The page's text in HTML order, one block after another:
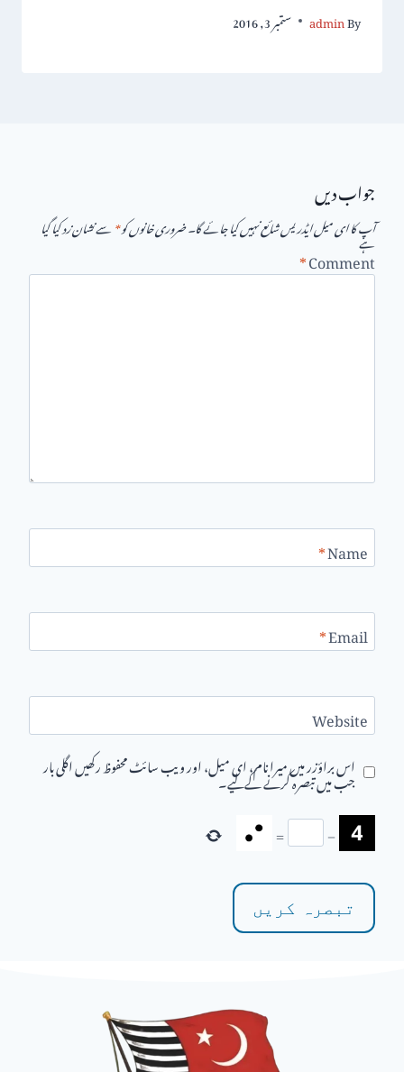
By
admin ستمبر 3, 2016
جواب دیں
آپ کا ای میل ایڈریس شائع نہیں کیا جائے گا۔ضروری خانوں کو*سے نشان زد کیا گیا ہے
Comment
*
Name
*
Email
*
Website
اس براؤزر میں میرا نام، ای میل، اور ویب سائٹ محفوظ رکھیں اگلی بار
جب میں تبصرہ کرنے کےلیے۔
−
=